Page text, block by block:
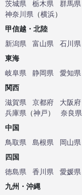
茨城県
栃木県 群馬県
神奈川県 （横浜）
甲信越・北陸
新潟県
富山県 石川県
東海
岐阜県
静岡県 愛知県
関西
滋賀県
京都府 大阪府
兵庫県 （神戸） 奈良県
中国
鳥取県
島根県 岡山県
四国
徳島県
香川県 愛媛県
九州・沖縄